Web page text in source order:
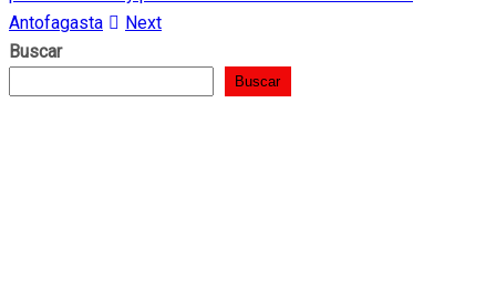
Antofagasta
Next
Buscar
Buscar